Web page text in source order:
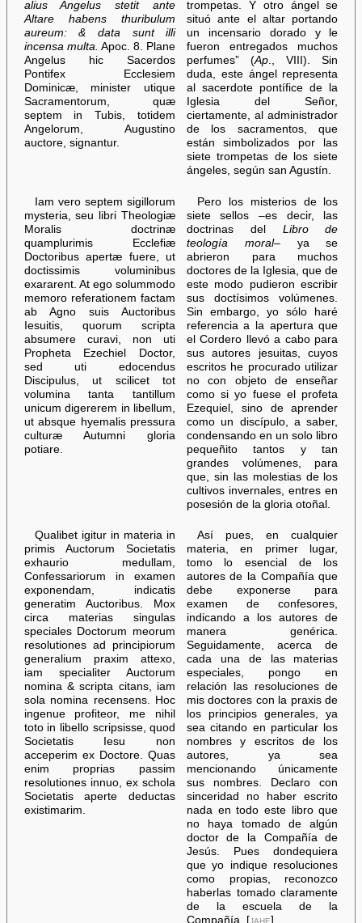
alius Angelus stetit ante
Altare habens thuribulum
aureum: & data sunt illi
incensa multa. Apoc. 8. Plane
Angelus hic Sacerdos
Pontifex Ecclesiem
Dominicæ, minister utique
Sacramentorum, quæ
septem in Tubis, totidem
Angelorum, Augustino
auctore, signantur.
trompetas. Y otro ángel se
situó ante el altar portando
un incensario dorado y le
fueron entregados muchos
perfumes” (Ap., VIII). Sin
duda, este ángel representa
al sacerdote pontífice de la
Iglesia del Señor,
ciertamente, al administrador
de los sacramentos, que
están simbolizados por las
siete trompetas de los siete
ángeles, según san Agustín.
Iam vero septem sigillorum
mysteria, seu libri Theologiæ
Moralis doctrinæ
quamplurimis Ecclefiæ
Doctoribus apertæ fuere, ut
doctissimis voluminibus
exararent. At ego solummodo
memoro referationem factam
ab Agno suis Auctoribus
Iesuitis, quorum scripta
absumere curavi, non uti
Propheta Ezechiel Doctor,
sed uti edocendus
Discipulus, ut scilicet tot
volumina tanta tantillum
unicum digererem in libellum,
ut absque hyemalis pressura
culturæ Autumni gloria
potiare.
Pero los misterios de los
siete sellos –es decir, las
doctrinas del Libro de
teología moral– ya se
abrieron para muchos
doctores de la Iglesia, que de
este modo pudieron escribir
sus doctísimos volúmenes.
Sin embargo, yo sólo haré
referencia a la apertura que
el Cordero llevó a cabo para
sus autores jesuitas, cuyos
escritos he procurado utilizar
no con objeto de enseñar
como si yo fuese el profeta
Ezequiel, sino de aprender
como un discípulo, a saber,
condensando en un solo libro
pequeñito tantos y tan
grandes volúmenes, para
que, sin las molestias de los
cultivos invernales, entres en
posesión de la gloria otoñal.
Qualibet igitur in materia in
primis Auctorum Societatis
exhaurio medullam,
Confessariorum in examen
exponendam, indicatis
generatim Auctoribus. Mox
circa materias singulas
speciales Doctorum meorum
resolutiones ad principiorum
generalium praxim attexo,
iam specialiter Auctorum
nomina & scripta citans, iam
sola nomina recensens. Hoc
ingenue profiteor, me nihil
toto in libello scripsisse, quod
Societatis Iesu non
acceperim ex Doctore. Quas
enim proprias passim
resolutiones innuo, ex schola
Societatis aperte deductas
existimarim.
Así pues, en cualquier
materia, en primer lugar,
tomo lo esencial de los
autores de la Compañía que
debe exponerse para
examen de confesores,
indicando a los autores de
manera genérica.
Seguidamente, acerca de
cada una de las materias
especiales, pongo en
relación las resoluciones de
mis doctores con la praxis de
los principios generales, ya
sea citando en particular los
nombres y escritos de los
autores, ya sea
mencionando únicamente
sus nombres. Declaro con
sinceridad no haber escrito
nada en todo este libro que
no haya tomado de algún
doctor de la Compañía de
Jesús. Pues dondequiera
que yo indique resoluciones
como propias, reconozco
haberlas tomado claramente
de la escuela de la
Compañía. [jahe]